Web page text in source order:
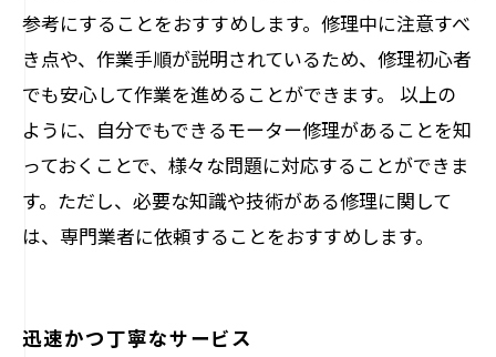
参考にすることをおすすめします。修理中に注意すべ
き点や、作業手順が説明されているため、修理初心者
でも安心して作業を進めることができます。 以上の
ように、自分でもできるモーター修理があることを知
っておくことで、様々な問題に対応することができま
す。ただし、必要な知識や技術がある修理に関して
は、専門業者に依頼することをおすすめします。
迅速かつ丁寧なサービス